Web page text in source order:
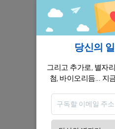
당신의
그리고 추가로, 별자
첨, 바이오리듬... 지